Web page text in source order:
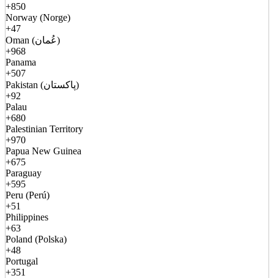
+850
Norway (Norge)
+47
Oman (عُمان)
+968
Panama
+507
Pakistan (پاکستان)
+92
Palau
+680
Palestinian Territory
+970
Papua New Guinea
+675
Paraguay
+595
Peru (Perú)
+51
Philippines
+63
Poland (Polska)
+48
Portugal
+351